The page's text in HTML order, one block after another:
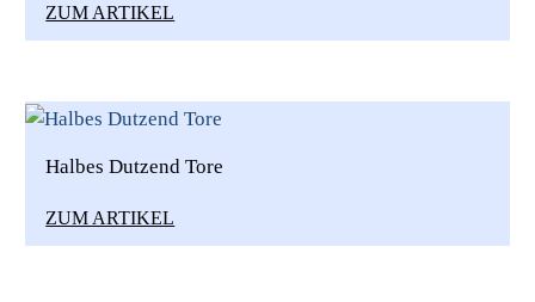
ZUM ARTIKEL
Halbes Dutzend Tore
ZUM ARTIKEL